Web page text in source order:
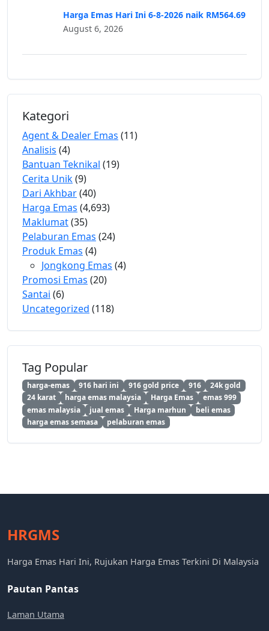
Harga Emas Hari Ini 6-8-2026 naik RM564.69
August 6, 2026
Kategori
Agent & Dealer Emas (11)
Analisis (4)
Bantuan Teknikal (19)
Cerita Unik(9)
Dari Akhbar(40)
Harga Emas (4,693)
Maklumat(35)
Pelaburan Emas (24)
Produk Emas (4)
Jongkong Emas (4)
Promosi Emas (20)
Santai (6)
Uncategorized (118)
Tag Popular
harga-emas 916 hari ini 916 gold price 916
24k gold
24 karat
harga emas malaysia Harga Emas
emas 999
emas malaysia
jual emas Harga marhun
beli emas
harga emas semasa
pelaburan emas
HRGMS
Harga Emas Hari Ini, Rujukan Harga Emas Terkini Di Malaysia
Pautan Pantas
Laman Utama